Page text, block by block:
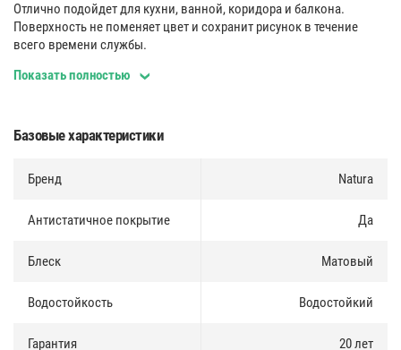
Отлично подойдет для кухни, ванной, коридора и балкона.
Поверхность не поменяет цвет и сохранит рисунок в течение
всего времени службы.
Полиуретановый защитный слой обеспечивает высокую
Позволяет использовать наш продукт в помещениях с
Кроме того NATURA устойчива к воздействию природных
43 класс
Основной полиуретановый защитный слой 0,5 мм, что
NATURA в помещениях с высокой проходимостью, а также
Показать полностью
Базовые характеристики
Бренд Natura
Антистатичное покрытие Да
Блеск Матовый
Водостойкость Водостойкий
Гарантия 20 лет